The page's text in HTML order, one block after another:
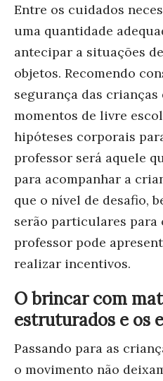
Entre os cuidados
uma quantidade
antecipar a situações
objetos. Recomendo
segurança das crianças
momentos de livre
hipóteses corporais
professor será aquele
para acompanhar a
que o nível de desafio,
serão particulares para
professor pode
realizar incentivos.
O brincar com
estruturados e os
Passando para as
o movimento não